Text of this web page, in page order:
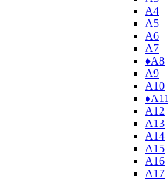
А4
А5
А6
А7
♦А8
А9
А10
♦А11
А12
А13
А14
А15
А16
А17